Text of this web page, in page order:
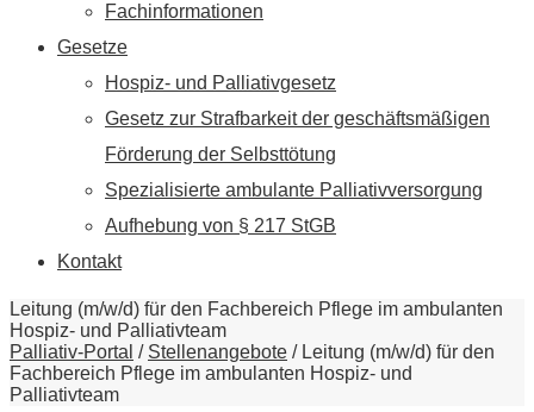
Fachinformationen
Gesetze
Hospiz- und Palliativgesetz
Gesetz zur Strafbarkeit der geschäftsmäßigen
Förderung der Selbsttötung
Spezialisierte ambulante Palliativversorgung
Aufhebung von § 217 StGB
Kontakt
Leitung (m/w/d) für den Fachbereich Pflege im ambulanten
Hospiz- und Palliativteam
Palliativ-Portal / Stellenangebote / Leitung (m/w/d) für den
Fachbereich Pflege im ambulanten Hospiz- und
Palliativteam